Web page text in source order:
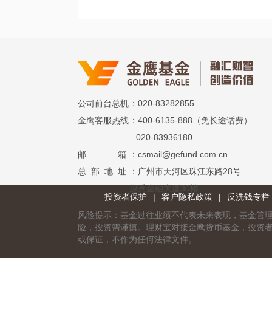
公司前台总机 ：020-83282855
金鹰客服热线 ：400-6135-888（免长途话费）
020-83936180
邮 箱
：csmail@gefund.com.cn
总 部 地 址
：广州市天河区珠江东路28号
越秀金融大厦30楼
投资者保护
| 客户隐私政策 |
反洗钱专栏
风险提示：基金过往业绩不代表未来表现，基金管
险，投资需谨慎。理财宝对接金鹰货币基金，投资
或保证，不作为任何法律文件。